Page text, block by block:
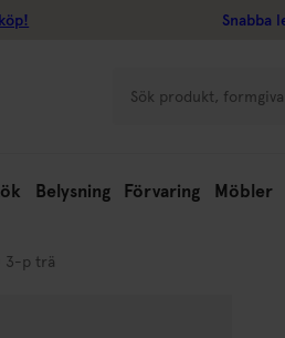
Snabba
Belysning Förvaring Möbler
3-p trä